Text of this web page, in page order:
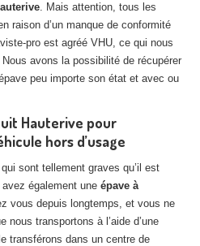
: casse auto avec destruction
auto avec destruction
auto avec destruction
auto avec destruction
auto avec destruction
auto avec destruction
auto avec destruction
auto avec destruction
. Mais attention, tous les
raison d’un manque de conformité
pro est agréé VHU, ce qui nous
avons la possibilité de récupérer
peu importe son état et avec ou
Hauterive pour
hors d’usage
sont tellement graves qu’il est
également une épave à
vous depuis longtemps, et vous ne
nous transportons à l’aide d’une
transférons dans un centre de